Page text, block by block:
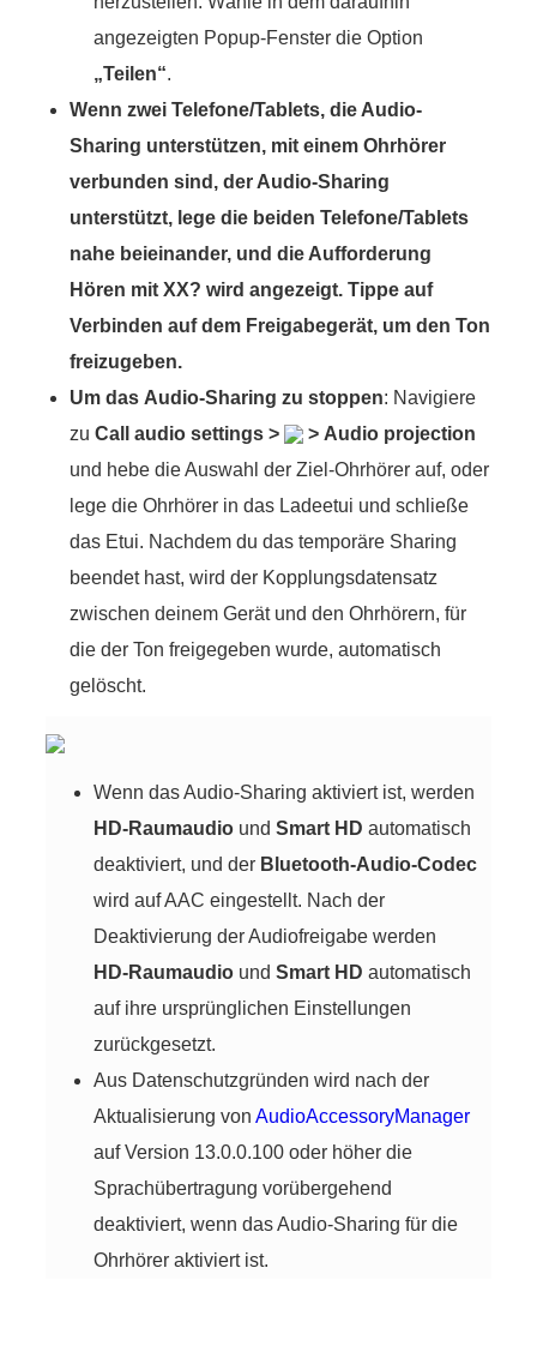
angezeigten Popup-Fenster die Option
„Teilen“.
Wenn zwei Telefone/Tablets, die Audio-
Sharing unterstützen, mit einem Ohrhörer
verbunden sind, der Audio-Sharing
unterstützt, lege die beiden Telefone/Tablets
nahe beieinander, und die Aufforderung
Hören mit XX? wird angezeigt. Tippe auf
Verbinden auf dem Freigabegerät, um den Ton
freizugeben.
Um das Audio-Sharing zu stoppen: Navigiere
zuCall audio settings > > Audio projection
und hebe die Auswahl der Ziel-Ohrhörer auf, oder
lege die Ohrhörer in das Ladeetui und schließe
das Etui. Nachdem du das temporäre Sharing
beendet hast, wird der Kopplungsdatensatz
zwischen deinem Gerät und den Ohrhörern, für
die der Ton freigegeben wurde, automatisch
gelöscht.
Wenn das Audio-Sharing aktiviert ist, werden
HD-Raumaudio undSmart HD automatisch
deaktiviert, und der Bluetooth-Audio-Codec
wird auf AAC eingestellt. Nach der
Deaktivierung der Audiofreigabe werden
HD-Raumaudio undSmart HD automatisch
auf ihre ursprünglichen Einstellungen
zurückgesetzt.
Aus Datenschutzgründen wird nach der
Aktualisierung vonAudioAccessoryManager
auf Version 13.0.0.100 oder höher die
Sprachübertragung vorübergehend
deaktiviert, wenn das Audio-Sharing für die
Ohrhörer aktiviert ist.